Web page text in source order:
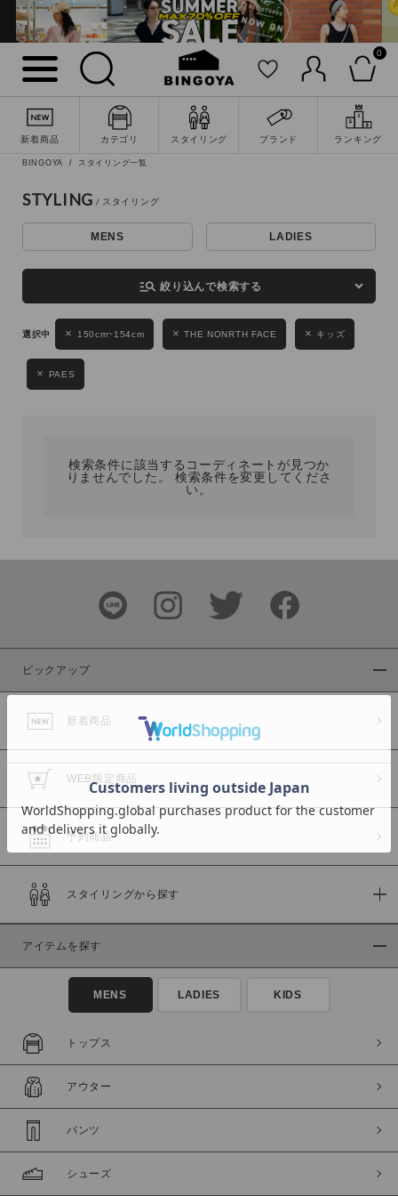
0
新着商品 カテゴリ スタイリング ブランド ランキング
詳細検索
キーワード
性別
MENS LADIES KIDS
ブランド
カラー
商品タイプ
通常商品
セール価格
在庫
在庫あり
BINGOYA スタイリング一覧
STYLING
MENS LADIES
manage_search 絞り込んで検索する
150cm~154cm THE NONRTH FACE キッズ
PAES
検索条件に該当するコーディネートが見つか
りませんでした。 検索条件を変更してくださ
い。
ピックアップ
新着商品
WEB限定商品
予約商品
スタイリングから探す
アイテムを探す
MENS LADIES KIDS
トップス
アウター
パンツ
シューズ